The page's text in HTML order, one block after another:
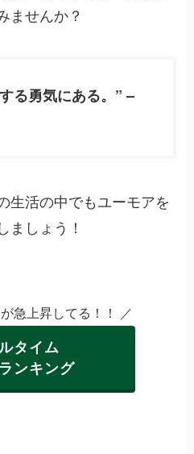
ませんか？
る勇気にある。” –
生活の中でもユーモアを
ましょう！
急上昇してる！！ ／
タイム
ンキング